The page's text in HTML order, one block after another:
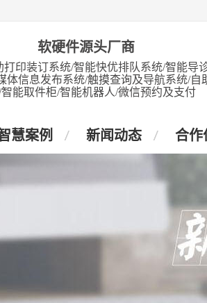
软硬件源头厂商
打印装订系统/智能快优排队系统/智能导
体信息发布系统/触摸查询及导航系统/自
能取件柜/智能机器人/微信预约及支付
慧案例 新闻动态 合作